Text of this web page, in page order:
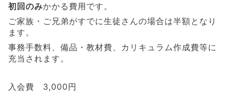
初回のみかかる費用です。
ご家族・ご兄弟がすでに生徒さんの場合は半額となり
ます。
事務手数料、備品・教材費、カリキュラム作成費等に
充当されます。
入会費 3,000円